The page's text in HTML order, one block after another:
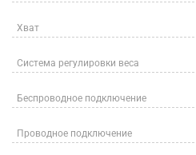
Хват
Система регулировки веса
Беспроводное подключение
Проводное подключение